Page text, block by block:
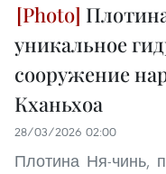
уникальное
сооружение
Кханьхоа
28/03/2026 02:00
Плотина Ня-чинь,